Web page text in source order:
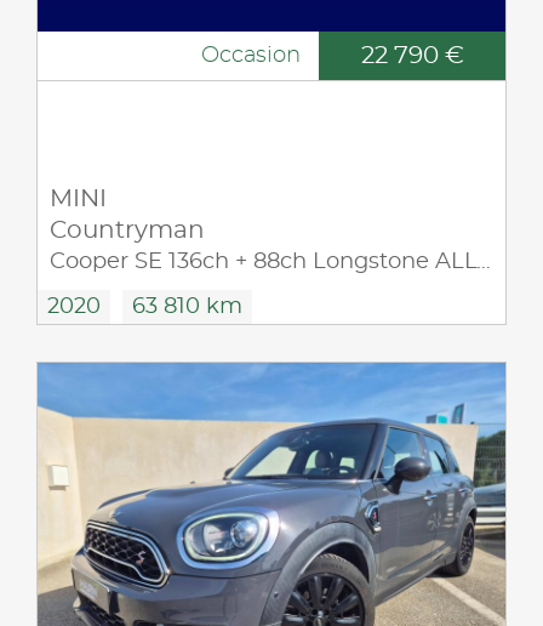
Occasion 22 790 €
MINI
Countryman
2020 63 810 km